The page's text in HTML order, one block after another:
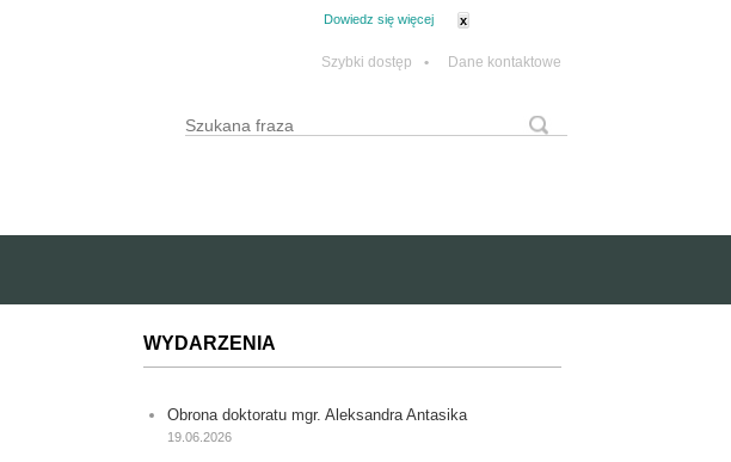
Dowiedz się więcej x
Szybki dostęp • Dane kontaktowe
Formularz wyszukiwania
Wyszukaj
WYDARZENIA
Obrona doktoratu mgr. Aleksandra Antasika
19.06.2026